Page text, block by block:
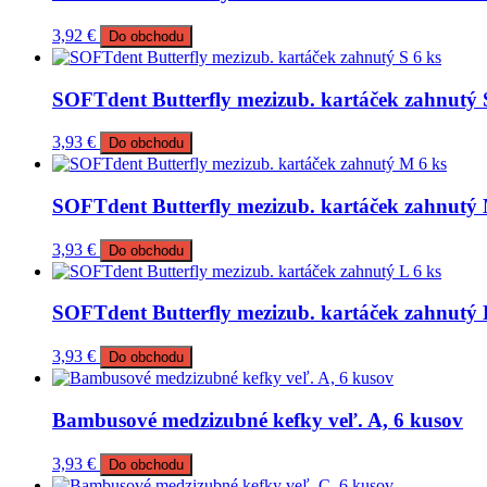
3,92 € Do obchodu
SOFTdent Butterfly mezizub. kartáček zahnutý
3,93 € Do obchodu
SOFTdent Butterfly mezizub. kartáček zahnutý
3,93 € Do obchodu
SOFTdent Butterfly mezizub. kartáček zahnutý
3,93 € Do obchodu
Bambusové medzizubné kefky veľ. A, 6 kusov
3,93 € Do obchodu